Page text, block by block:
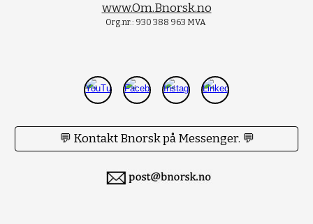
www.Om.Bnorsk.no
Org.nr.: 930 388 963 MVA
💬 Kontakt Bnorsk på Messenger. 💬